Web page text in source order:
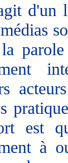
d'un
est
à